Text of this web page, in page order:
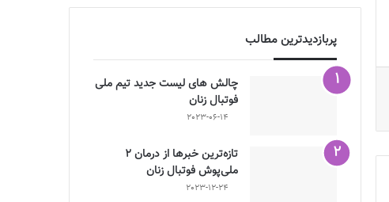
پربازدیدترین مطالب
چالش هاى ليست جدید تيم ملى
فوتبال زنان
2023-06-14
تازه‌ترین خبرها از درمان ۲
ملی‌پوش فوتبال زنان
2023-12-24